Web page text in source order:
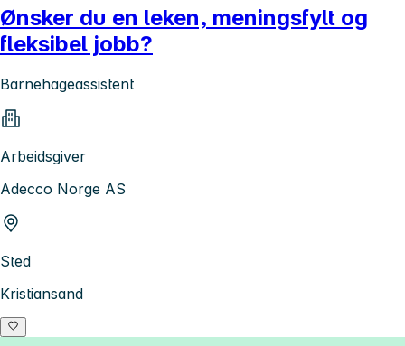
Ønsker du en leken, meningsfylt og
fleksibel jobb?
Barnehageassistent
Arbeidsgiver
Adecco Norge AS
Sted
Kristiansand